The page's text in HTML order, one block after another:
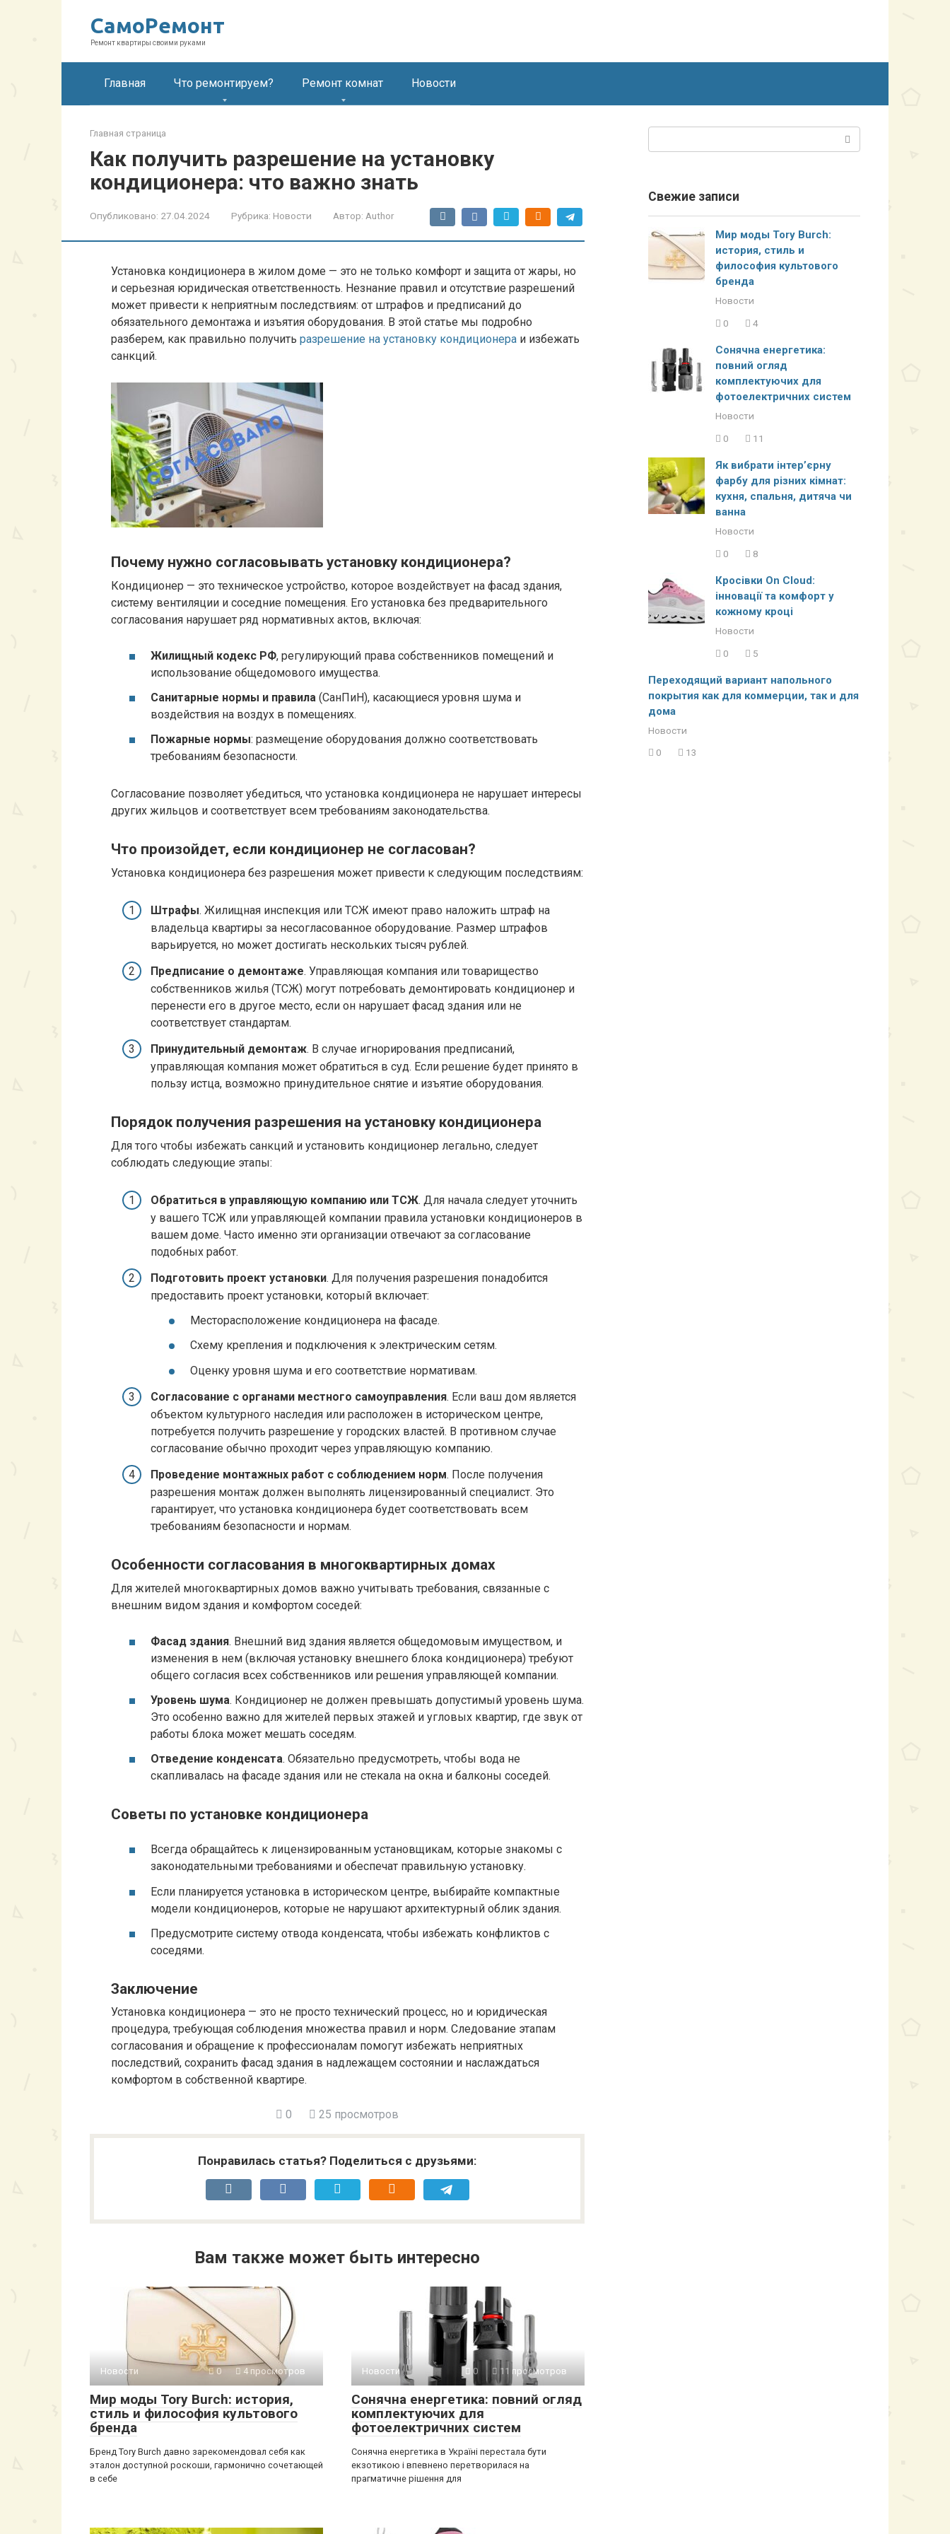
СамоРемонт
Ремонт квартиры своими руками
Главная Что ремонтируем? Ремонт комнат Новости
Главная страница
Как получить разрешение на установку
кондиционера: что важно знать
Опубликовано: 27.04.2024 Рубрика: Новости Автор: Author
Установка кондиционера в жилом доме — это не только комфорт и защита от жары, но
и серьезная юридическая ответственность. Незнание правил и отсутствие разрешений
может привести к неприятным последствиям: от штрафов и предписаний до
обязательного демонтажа и изъятия оборудования. В этой статье мы подробно
разберем, как правильно получить разрешение на установку кондиционера и избежать
санкций.
Почему нужно согласовывать установку кондиционера?
Кондиционер — это техническое устройство, которое воздействует на фасад здания,
систему вентиляции и соседние помещения. Его установка без предварительного
согласования нарушает ряд нормативных актов, включая:
Жилищный кодекс РФ, регулирующий права собственников помещений и
использование общедомового имущества.
Санитарные нормы и правила (СанПиН), касающиеся уровня шума и
воздействия на воздух в помещениях.
Пожарные нормы: размещение оборудования должно соответствовать
требованиям безопасности.
Согласование позволяет убедиться, что установка кондиционера не нарушает интересы
других жильцов и соответствует всем требованиям законодательства.
Что произойдет, если кондиционер не согласован?
Установка кондиционера без разрешения может привести к следующим последствиям:
Штрафы. Жилищная инспекция или ТСЖ имеют право наложить штраф на
владельца квартиры за несогласованное оборудование. Размер штрафов
варьируется, но может достигать нескольких тысяч рублей.
Предписание о демонтаже. Управляющая компания или товарищество
собственников жилья (ТСЖ) могут потребовать демонтировать кондиционер и
перенести его в другое место, если он нарушает фасад здания или не
соответствует стандартам.
Принудительный демонтаж. В случае игнорирования предписаний,
управляющая компания может обратиться в суд. Если решение будет принято в
пользу истца, возможно принудительное снятие и изъятие оборудования.
Порядок получения разрешения на установку кондиционера
Для того чтобы избежать санкций и установить кондиционер легально, следует
соблюдать следующие этапы:
Обратиться в управляющую компанию или ТСЖ. Для начала следует уточнить
у вашего ТСЖ или управляющей компании правила установки кондиционеров в
вашем доме. Часто именно эти организации отвечают за согласование
подобных работ.
Подготовить проект установки. Для получения разрешения понадобится
предоставить проект установки, который включает:
Месторасположение кондиционера на фасаде.
Схему крепления и подключения к электрическим сетям.
Оценку уровня шума и его соответствие нормативам.
Согласование с органами местного самоуправления. Если ваш дом является
объектом культурного наследия или расположен в историческом центре,
потребуется получить разрешение у городских властей. В противном случае
согласование обычно проходит через управляющую компанию.
Проведение монтажных работ с соблюдением норм. После получения
разрешения монтаж должен выполнять лицензированный специалист. Это
гарантирует, что установка кондиционера будет соответствовать всем
требованиям безопасности и нормам.
Особенности согласования в многоквартирных домах
Для жителей многоквартирных домов важно учитывать требования, связанные с
внешним видом здания и комфортом соседей:
Фасад здания. Внешний вид здания является общедомовым имуществом, и
изменения в нем (включая установку внешнего блока кондиционера) требуют
общего согласия всех собственников или решения управляющей компании.
Уровень шума. Кондиционер не должен превышать допустимый уровень шума.
Это особенно важно для жителей первых этажей и угловых квартир, где звук от
работы блока может мешать соседям.
Отведение конденсата. Обязательно предусмотреть, чтобы вода не
скапливалась на фасаде здания или не стекала на окна и балконы соседей.
Советы по установке кондиционера
Всегда обращайтесь к лицензированным установщикам, которые знакомы с
законодательными требованиями и обеспечат правильную установку.
Если планируется установка в историческом центре, выбирайте компактные
модели кондиционеров, которые не нарушают архитектурный облик здания.
Предусмотрите систему отвода конденсата, чтобы избежать конфликтов с
соседями.
Заключение
Установка кондиционера — это не просто технический процесс, но и юридическая
процедура, требующая соблюдения множества правил и норм. Следование этапам
согласования и обращение к профессионалам помогут избежать неприятных
последствий, сохранить фасад здания в надлежащем состоянии и наслаждаться
комфортом в собственной квартире.
0 25 просмотров
Понравилась статья? Поделиться с друзьями:
Вам также может быть интересно
Новости 0 4 просмотров
Мир моды Tory Burch: история,
стиль и философия культового
бренда
Бренд Tory Burch давно зарекомендовал себя как
эталон доступной роскоши, гармонично сочетающей
в себе
Новости 0 11 просмотров
Сонячна енергетика: повний огляд
комплектуючих для
фотоелектричних систем
Сонячна енергетика в Україні перестала бути
екзотикою і впевнено перетворилася на
прагматичне рішення для
Свежие записи
Мир моды Tory Burch:
история, стиль и
философия культового
бренда
Новости
0
4
Сонячна енергетика:
повний огляд
комплектуючих для
фотоелектричних систем
Новости
0
11
Як вибрати інтер’єрну
фарбу для різних кімнат:
кухня, спальня, дитяча чи
ванна
Новости
0
8
Кросівки On Cloud:
інновації та комфорт у
кожному кроці
Новости
0
5
Переходящий вариант напольного
покрытия как для коммерции, так и для
дома
Новости
0
13